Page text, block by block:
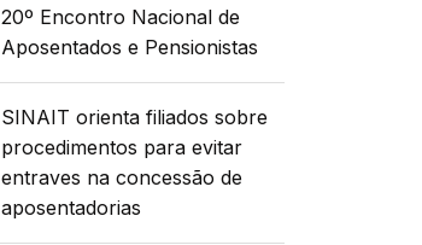
20º Encontro Nacional de
Aposentados e Pensionistas
SINAIT orienta filiados sobre
procedimentos para evitar
entraves na concessão de
aposentadorias